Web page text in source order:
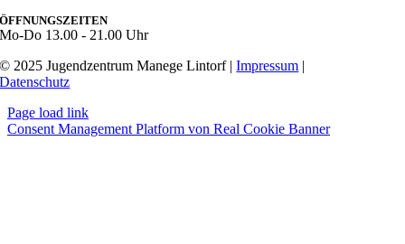
ÖFFNUNGSZEITEN
Mo-Do 13.00 - 21.00 Uhr
© 2025 Jugendzentrum Manege Lintorf |Impressum |
Datenschutz
Page load link
Consent Management Platform von Real Cookie Banner